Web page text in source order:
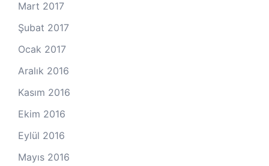
Mart 2017
Şubat 2017
Ocak 2017
Aralık 2016
Kasım 2016
Ekim 2016
Eylül 2016
Mayıs 2016